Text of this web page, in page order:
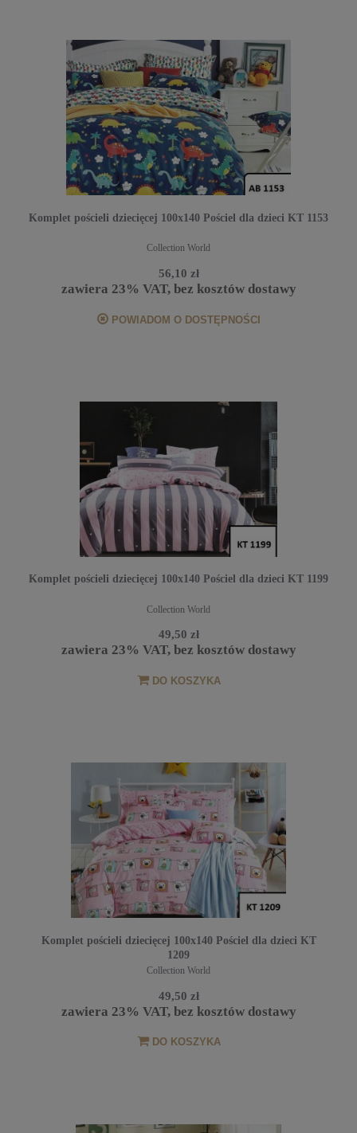
Komplet pościeli dziecięcej 100x140 Pościel dla dzieci KT 1153
Collection World
56,10 zł
zawiera 23% VAT, bez kosztów dostawy
POWIADOM O DOSTĘPNOŚCI
Komplet pościeli dziecięcej 100x140 Pościel dla dzieci KT 1199
Collection World
49,50 zł
zawiera 23% VAT, bez kosztów dostawy
DO KOSZYKA
Komplet pościeli dziecięcej 100x140 Pościel dla dzieci KT
1209
Collection World
49,50 zł
zawiera 23% VAT, bez kosztów dostawy
DO KOSZYKA